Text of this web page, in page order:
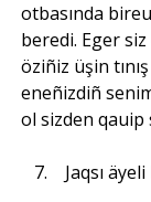
otbasında
beredi. Eger
öziñiz üşin
eneñizdiñ
ol sizden qauip
7. Jaqsı äyeli